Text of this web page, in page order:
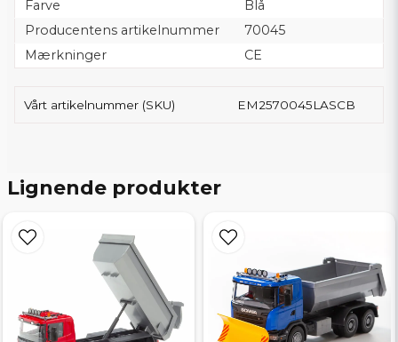
Farve
Blå
Producentens artikelnummer
70045
Mærkninger
CE
Vårt artikelnummer (SKU) EM2570045LASCB
Lignende produkter